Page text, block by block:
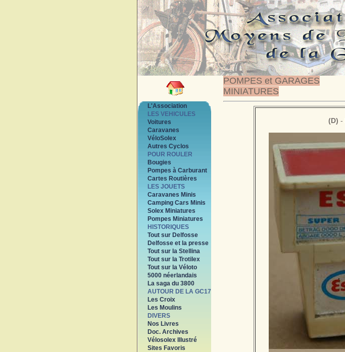
POMPES et GARAGES
MINIATURES
L'Association
LES VEHICULES
Voitures
Caravanes
VéloSolex
Autres Cyclos
POUR ROULER
Bougies
Pompes à Carburant
Cartes Routières
LES JOUETS
Caravanes Minis
Camping Cars Minis
Solex Miniatures
Pompes Miniatures
HISTORIQUES
Tout sur Delfosse
Delfosse et la presse
Tout sur la Stellina
Tout sur la Trotilex
Tout sur la Véloto
5000 néerlandais
La saga du 3800
AUTOUR DE LA GC17
Les Croix
Les Moulins
DIVERS
Nos Livres
Doc. Archives
Vélosolex Illustré
Sites Favoris
(D) -